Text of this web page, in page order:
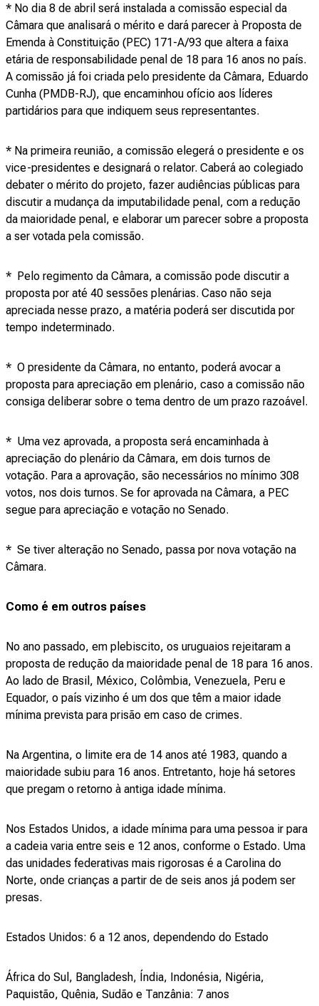
* No dia 8 de abril será instalada a comissão especial da
Câmara que analisará o mérito e dará parecer à Proposta de
Emenda à Constituição (PEC) 171-A/93 que altera a faixa
etária de responsabilidade penal de 18 para 16 anos no país.
A comissão já foi criada pelo presidente da Câmara, Eduardo
Cunha (PMDB-RJ), que encaminhou ofício aos líderes
partidários para que indiquem seus representantes.
* Na primeira reunião, a comissão elegerá o presidente e os
vice-presidentes e designará o relator. Caberá ao colegiado
debater o mérito do projeto, fazer audiências públicas para
discutir a mudança da imputabilidade penal, com a redução
da maioridade penal, e elaborar um parecer sobre a proposta
a ser votada pela comissão.
* Pelo regimento da Câmara, a comissão pode discutir a
proposta por até 40 sessões plenárias. Caso não seja
apreciada nesse prazo, a matéria poderá ser discutida por
tempo indeterminado.
* O presidente da Câmara, no entanto, poderá avocar a
proposta para apreciação em plenário, caso a comissão não
consiga deliberar sobre o tema dentro de um prazo razoável.
* Uma vez aprovada, a proposta será encaminhada à
apreciação do plenário da Câmara, em dois turnos de
votação. Para a aprovação, são necessários no mínimo 308
votos, nos dois turnos. Se for aprovada na Câmara, a PEC
segue para apreciação e votação no Senado.
* Se tiver alteração no Senado, passa por nova votação na
Câmara.
Como é em outros países
No ano passado, em plebiscito, os uruguaios rejeitaram a
proposta de redução da maioridade penal de 18 para 16 anos.
Ao lado de Brasil, México, Colômbia, Venezuela, Peru e
Equador, o país vizinho é um dos que têm a maior idade
mínima prevista para prisão em caso de crimes.
Na Argentina, o limite era de 14 anos até 1983, quando a
maioridade subiu para 16 anos. Entretanto, hoje há setores
que pregam o retorno à antiga idade mínima.
Nos Estados Unidos, a idade mínima para uma pessoa ir para
a cadeia varia entre seis e 12 anos, conforme o Estado. Uma
das unidades federativas mais rigorosas é a Carolina do
Norte, onde crianças a partir de de seis anos já podem ser
presas.
Estados Unidos: 6 a 12 anos, dependendo do Estado
África do Sul, Bangladesh, Índia, Indonésia, Nigéria,
Paquistão, Quênia, Sudão e Tanzânia: 7 anos